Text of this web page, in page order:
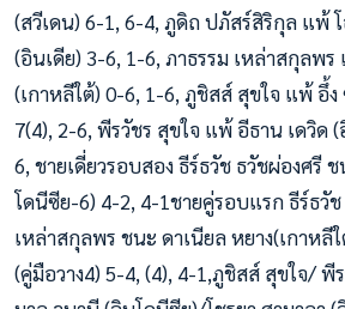
(สวีเดน) 6-1, 6-4, ภูดิถ ปภัสร์สิริกุล แพ้
(อินเดีย) 3-6, 1-6, ภาธรรม เหล่าสกุลพ
(เกาหลีใต้) 0-6, 1-6, ภูชิสส์ สุขใจ แพ้ อึ้ง
7(4), 2-6, พีรวัชร สุขใจ แพ้ อีธาน เดวิด
6, ชายเดี่ยวรอบสอง ธีร์ธวัช ธวัชผ่องศรี
โดนีซีย-6) 4-2, 4-1ชายคู่รอบแรก ธีร์ธวั
เหล่าสกุลพร ชนะ ดาเนียล หยาง(เกาหลี
(คู่มือวาง4) 5-4, (4), 4-1,ภูชิสส์ สุขใจ/ พี